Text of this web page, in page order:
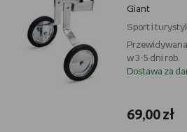
Giant
Sport i
w 3-5 dni rob.
Dostawa za
69,00 zł